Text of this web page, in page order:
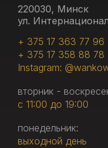
220030, Минск
ул.
+ 375 17 363 77 96
+ 375 17 358 88 78
Instagram:
вторник -
с 11:00 до 19:00
понедельник:
выходной день